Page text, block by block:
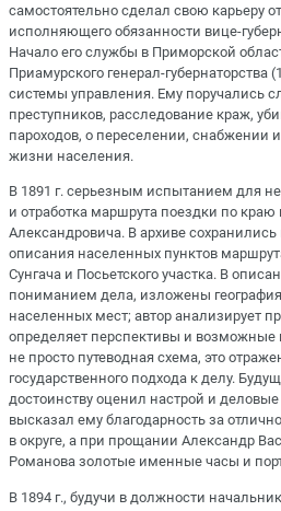
самостоятельно сделал свою карьеру
исполняющего обязанности вице-
Начало его службы в Приморской
Приамурского генерал-губернаторства
системы управления. Ему поручались
преступников, расследование краж,
пароходов, о переселении, снабжении
жизни населения.
В 1891 г. серьезным испытанием для
и отработка маршрута поездки по
Александровича. В архиве
описания населенных пунктов
Сунгача и Посьетского участка. В
пониманием дела, изложены
населенных мест; автор анализирует
определяет перспективы и возможные
не просто путеводная схема, это
государственного подхода к делу.
достоинству оценил настрой и
высказал ему благодарность за
в округе, а при прощании Александр
Романова золотые именные часы и
В 1894 г., будучи в должности